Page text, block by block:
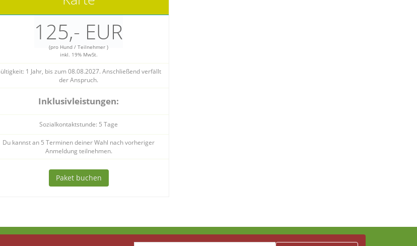
125,- EUR
(pro Hund / Teilnehmer )
inkl. 19% MwSt.
1 Jahr, bis zum 08.08.2027. Anschließend verfällt
der Anspruch.
Inklusivleistungen:
Sozialkontaktstunde: 5 Tage
Du kannst an 5 Terminen deiner Wahl nach vorheriger
Anmeldung teilnehmen.
Paket buchen